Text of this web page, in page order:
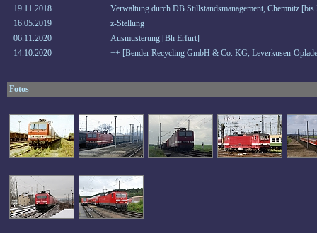
19.11.2018
Verwaltung durch DB Stillstandsmanagement, Chemnitz
16.05.2019
z-Stellung
06.11.2020
Ausmusterung [Bh Erfurt]
14.10.2020
++ [Bender Recycling GmbH & Co. KG, Leverkusen-
Fotos